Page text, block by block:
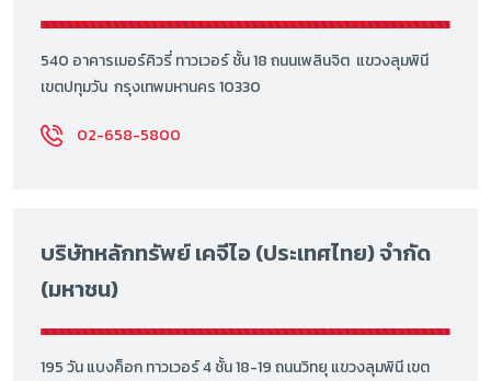
540 อาคารเมอร์คิวรี่ ทาวเวอร์ ชั้น 18 ถนนเพลินจิต แขวงลุมพินี
เขตปทุมวัน กรุงเทพมหานคร 10330
02-658-5800
บริษัทหลักทรัพย์ เคจีไอ (ประเทศไทย) จำกัด
(มหาชน)
195 วัน แบงค็อก ทาวเวอร์ 4 ชั้น 18-19 ถนนวิทยุ แขวงลุมพินี เขต